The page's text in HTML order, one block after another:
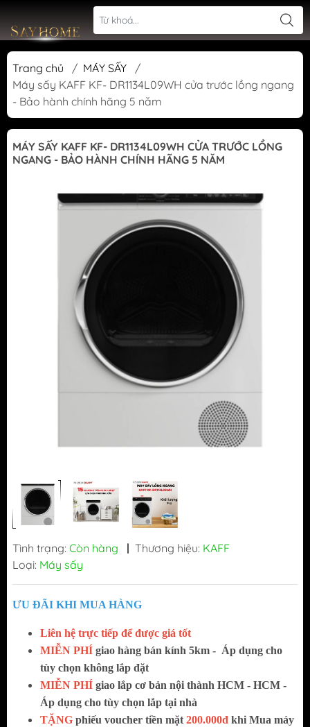
Trang chủ / MÁY SẤY
/
Máy sấy KAFF KF- DR1134L09WH cửa trước lồng ngang
- Bảo hành chính hãng 5 năm
MÁY SẤY KAFF KF- DR1134L09WH CỬA TRƯỚC LỒNG
NGANG - BẢO HÀNH CHÍNH HÃNG 5 NĂM
Tình trạng: Còn hàng | Thương hiệu: KAFF
Loại: Máy sấy
ƯU ĐÃI KHI MUA HÀNG
Liên hệ trực tiếp để được giá tốt
MIỄN PHÍ giao hàng bán kính 5km - Áp dụng cho
tùy chọn không lắp đặt
MIỄN PHÍ giao lắp cơ bản nội thành HCM - HCM -
Áp dụng cho tùy chọn lắp tại nhà
TẶNG phiếu voucher tiền mặt 200.000đ khi Mua máy